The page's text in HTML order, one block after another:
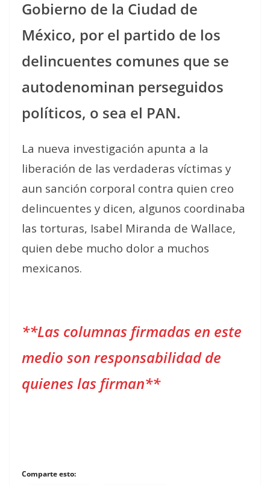
Gobierno de la Ciudad de
México, por el partido de los
delincuentes comunes que se
autodenominan perseguidos
políticos, o sea el PAN.
La nueva investigación apunta a la
liberación de las verdaderas víctimas y
aun sanción corporal contra quien creo
delincuentes y dicen, algunos coordinaba
las torturas, Isabel Miranda de Wallace,
quien debe mucho dolor a muchos
mexicanos.
**Las columnas firmadas en este
medio son responsabilidad de
quienes las firman**
Comparte esto: